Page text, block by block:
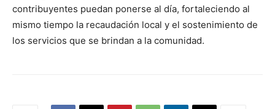
contribuyentes puedan ponerse al día, fortaleciendo al
mismo tiempo la recaudación local y el sostenimiento de
los servicios que se brindan a la comunidad.